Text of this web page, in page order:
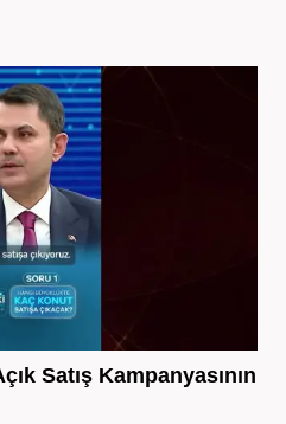
Satış Kampanyasının